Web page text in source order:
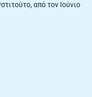
από τον Ιούνιο